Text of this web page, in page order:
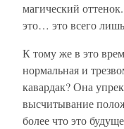
магический
это… это всего
К тому же в это
нормальная и
кавардак? Она
высчитывание
более что это